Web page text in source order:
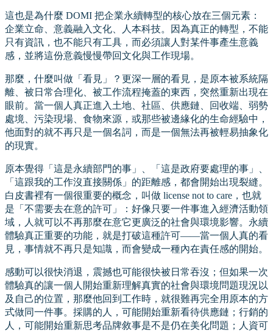
這也是為什麼 DOMI 把企業永續轉型的核心放在三個元素：
企業立命、意義融入文化、人本科技。因為真正的轉型，不能
只有資訊，也不能只有工具，而必須讓人對某件事產生意義
感，並將這份意義慢慢帶回文化與工作現場。
那麼，什麼叫做「看見」？更深一層的看見，是原本被系統隔
離、被日常合理化、被工作流程掩蓋的東西，突然重新出現在
眼前。當一個人真正進入土地、社區、供應鏈、回收端、弱勢
處境、污染現場、食物來源，或那些被邊緣化的生命經驗中，
他面對的就不再只是一個名詞，而是一個無法再被輕易抽象化
的現實。
原本覺得「這是永續部門的事」、「這是政府要處理的事」、
「這跟我的工作沒直接關係」的距離感，都會開始出現裂縫。
白皮書裡有一個很重要的概念，叫做 license not to care，也就
是「不需要去在意的許可」：好像只要一件事進入經濟活動領
域，人就可以不再那麼在意它更廣泛的社會與環境影響。永續
體驗真正重要的功能，就是打破這種許可——當一個人真的看
見，事情就不再只是知識，而會變成一種內在責任感的開始。
感動可以很快消退，震撼也可能很快被日常吞沒；但如果一次
體驗真的讓一個人開始重新理解真實的社會與環境問題現況以
及自己的位置，那麼他回到工作時，就很難再完全用原本的方
式做同一件事。採購的人，可能開始重新看待供應鏈；行銷的
人，可能開始重新思考品牌敘事是不是仍在美化問題；人資可